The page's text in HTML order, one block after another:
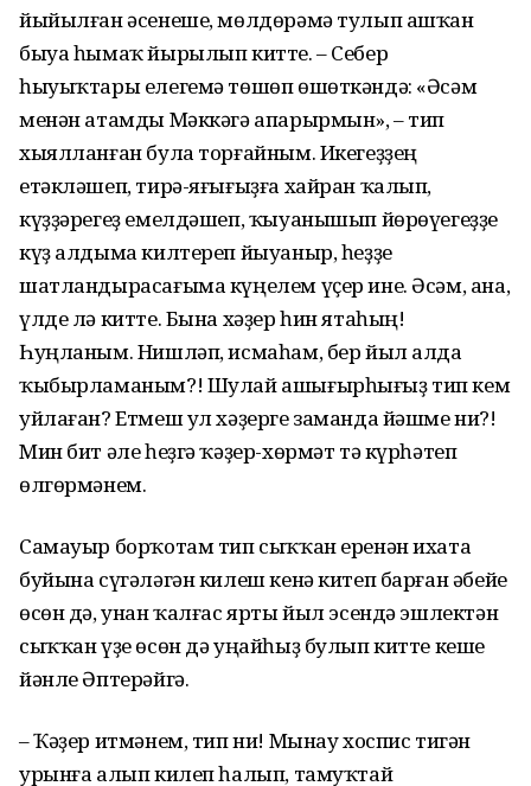
йыйылған әсенеше, мөлдөрәмә тулып ашҡан
быуа һымаҡ йырылып китте. – Себер
һыуыҡтары елегемә төшөп өшөт­кәндә: «Әсәм
менән атамды Мәккәгә апарырмын», – тип
хыялланған була торғайным. Икегеҙҙең
етәкләшеп, тирә-яғығыҙға хайран ҡалып,
күҙҙәрегеҙ емелдәшеп, ҡыуанышып йөрөүегеҙҙе
күҙ алдыма килтереп йыуаныр, һеҙҙе
шатландырасағыма күңелем үҫер ине. Әсәм, ана,
үлде лә китте. Бына хәҙер һин ятаһың!
Һуңланым. Нишләп, исмаһам, бер йыл алда
ҡыбыр­ламаным?! Шулай ашығырһығыҙ тип кем
уйлаған? Етмеш ул хәҙерге заманда йәшме ни?!
Мин бит әле һеҙгә ҡәҙер-хөрмәт тә күрһәтеп
өлгөрмәнем.
Самауыр борҡотам тип сыҡҡан еренән ихата
буйына сүгәләгән килеш кенә китеп барған әбейе
өсөн дә, унан ҡалғас ярты йыл эсендә эшлектән
сыҡҡан үҙе өсөн дә уңайһыҙ булып китте кеше
йәнле Әптерәйгә.
– Ҡәҙер итмәнем, тип ни! Мынау хоспис тигән
урынға алып килеп һалып, тамуҡтай